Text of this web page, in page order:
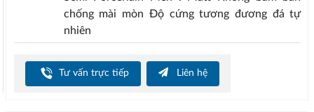
chống mài mòn Độ cứng tương đương đá tự
nhiên
Tư vấn trực tiếp Liên hệ